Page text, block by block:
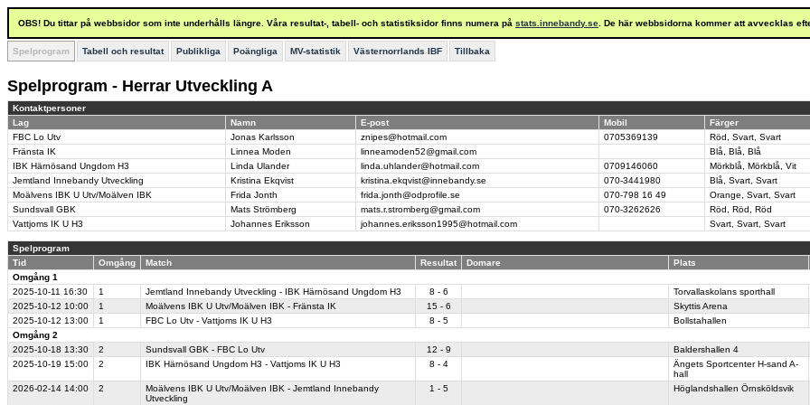
OBS! Du tittar på webbsidor som inte underhålls längre. Våra resultat-, tabell- och statistiksidor finns numera på stats.innebandy.se . De här webbsidorna kommer att avvecklas
Spelprogram Tabell och resultat Publikliga Poängliga MV-statistik Västernorrlands IBF Tillbaka
Spelprogram - Herrar Utveckling A
Kontaktpersoner
Lag
Namn E-post Mobil
Färger
FBC Lo Utv
Jonas Karlsson znipes@hotmail.com 0705369139
Röd, Svart, Svart
Fränsta IK
Linnea Moden linneamoden52@gmail.com
Blå, Blå, Blå
IBK Härnösand Ungdom H3
Linda Ulander linda.uhlander@hotmail.com 0709146060
Mörkblå, Mörkblå, Vit
Jemtland Innebandy Utveckling
Kristina Ekqvist kristina.ekqvist@innebandy.se 070-3441980
Blå, Svart, Svart
Moälvens IBK U Utv/Moälven IBK
Frida Jonth frida.jonth@odprofile.se 070-798 16 49
Orange, Svart, Svart
Sundsvall GBK
Mats Strömberg mats.r.stromberg@gmail.com 070-3262626
Röd, Röd, Röd
Vattjoms IK U H3
Johannes Eriksson johannes.eriksson1995@hotmail.com Svart, Svart, Svart
Spelprogram
Tid
Omgång Match Resultat Domare Plats
Omgång 1
2025-10-11 16:30 1 Jemtland Innebandy Utveckling - IBK Härnösand Ungdom H3 8 - 6
Torvallaskolans sporthall
2025-10-12 10:00 1 Moälvens IBK U Utv/Moälven IBK - Fränsta IK 15 - 6
Skyttis Arena
2025-10-12 13:00 1 FBC Lo Utv - Vattjoms IK U H3 8 - 5
Bollstahallen
Omgång 2
2025-10-18 13:30 2 Sundsvall GBK - FBC Lo Utv 12 - 9
Baldershallen 4
2025-10-19 15:00 2 IBK Härnösand Ungdom H3 - Vattjoms IK U H3 8 - 4
Ängets Sportcenter H-sand A-
hall
2026-02-14 14:00 2
Moälvens IBK U Utv/Moälven IBK - Jemtland Innebandy
Utveckling
1 - 5 Höglandshallen Örnsköldsvik